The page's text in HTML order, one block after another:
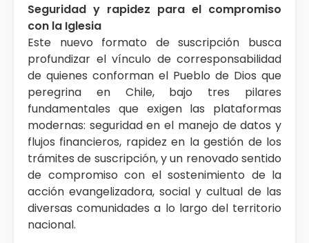
Seguridad y rapidez para el compromiso
con la Iglesia
Este nuevo formato de suscripción busca
profundizar el vínculo de corresponsabilidad
de quienes conforman el Pueblo de Dios que
peregrina en Chile, bajo tres pilares
fundamentales que exigen las plataformas
modernas: seguridad en el manejo de datos y
flujos financieros, rapidez en la gestión de los
trámites de suscripción, y un renovado sentido
de compromiso con el sostenimiento de la
acción evangelizadora, social y cultual de las
diversas comunidades a lo largo del territorio
nacional.